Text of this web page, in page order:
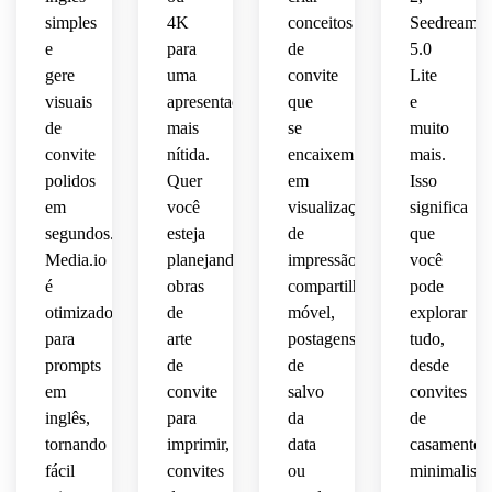
iluminação
natural
suave,
estética
de
papelaria
pronta
para
impressão.
apresentação
papelaria
premium,
contemporânea
sofisticada
clareza
impressão.
moderno
rico
mundo
de
refinada
adequada
para
maquetes
impressão
qualidade
de
premium,
elegante
de
suíte
de
casamento
para
simples
e
gere
visuais
de
convite
polidos
em
segundos.
Media.io
é
otimizado
para
prompts
em
inglês,
tornando
fácil
4K
para
uma
apresentação
mais
nítida.
Quer
você
esteja
planejando
obras
de
arte
de
convite
para
imprimir,
convites
conceitos
de
convite
que
se
encaixem
em
visualizações
de
impressão,
compartilhamento
móvel,
postagens
de
salvo
da
data
ou
Seedream
5.0
Lite
e
muito
mais.
Isso
significa
que
você
pode
explorar
tudo,
desde
convites
de
casamento